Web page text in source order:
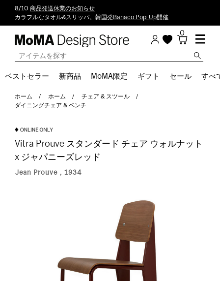
8/10 商品発送休業のお知らせ
カラフルなタオル&スリッパ。 韓国発Banaco Pop-Up開催
0
ベストセラー 新商品 MoMA限定 ギフト セール すべ
ホーム ホーム
チェア & スツール
ダイニングチェア & ベンチ
Vitra Prouve スタンダード チェア ウォルナット
x ジャパニーズレッド
Jean Prouve，1934